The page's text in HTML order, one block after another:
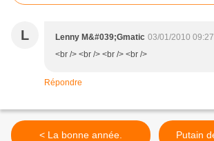
L Lenny M&#039;Gmatic 03/01/2010 09:27
<br /> <br /> <br /> <br />
Répondre
< La bonne année.